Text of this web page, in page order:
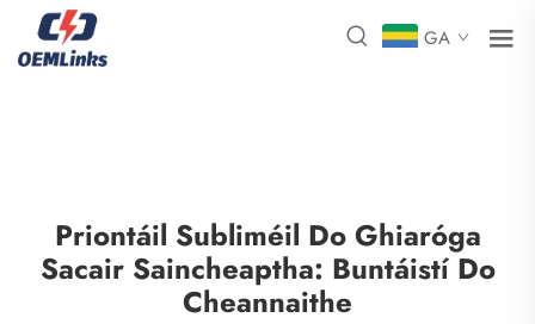
GA
Priontáil Subliméil Do Ghiaróga
Sacair Saincheaptha: Buntáistí Do
Cheannaithe